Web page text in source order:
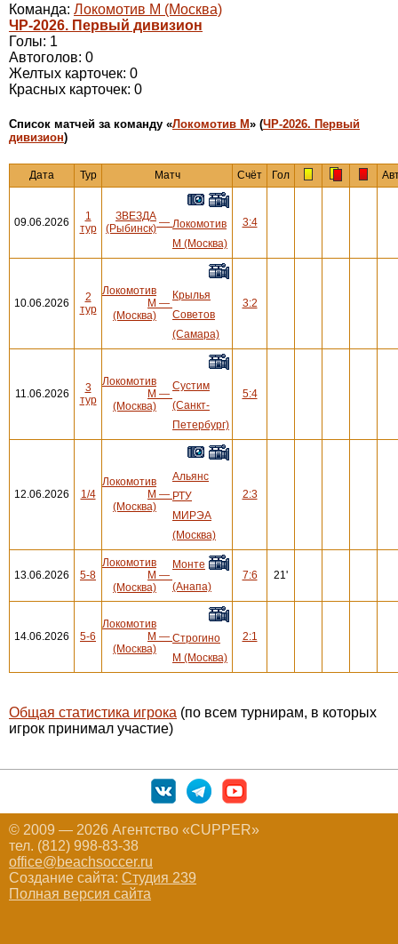
Команда: Локомотив М (Москва)
ЧР-2026. Первый дивизион
Голы: 1
Автоголов: 0
Желтых карточек: 0
Красных карточек: 0
Cписок матчей за команду «Локомотив М» (ЧР-2026. Первый
дивизион)
Дата Тур Матч Счёт Гол
09.06.2026
1
тур
ЗВЕЗДА
(Рыбинск) — Локомотив
М (Москва)
3:4
10.06.2026
2
тур
Локомотив
М
(Москва)
—
Крылья
Советов
(Самара)
3:2
11.06.2026
3
тур
Локомотив
М
(Москва)
—
Сустим
(Санкт-
Петербург)
5:4
12.06.2026 1/4
Локомотив
М
(Москва)
—
Альянс
РТУ
МИРЭА
(Москва)
2:3
13.06.2026 5-8
Локомотив
М
(Москва)
—
Монте
(Анапа)
7:6 21'
14.06.2026 5-6
Локомотив
М
(Москва)
— Строгино
М (Москва)
2:1
Общая статистика игрока (по всем турнирам, в которых
игрок принимал участие)
© 2009 — 2026 Агентство «CUPPER»
тел. (812) 998-83-38
office@beachsoccer.ru
Создание сайта: Студия 239
Полная версия сайта